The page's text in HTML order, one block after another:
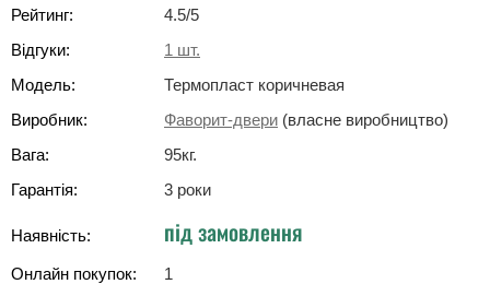
Рейтинг:
4.5/5
Відгуки:
1 шт.
Модель:
Термопласт коричневая
Виробник:
Фаворит-двери (власне виробництво)
Вага:
95кг.
Гарантія:
3 роки
Наявність: під замовлення
Онлайн покупок: 1